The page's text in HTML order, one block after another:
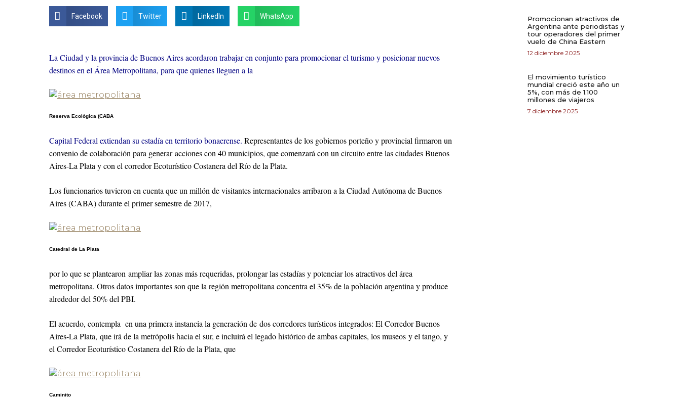
Facebook Twitter LinkedIn WhatsApp
La Ciudad y la provincia de Buenos Aires acordaron trabajar en conjunto para promocionar el turismo y posicionar nuevos
destinos en el Área Metropolitana, para que quienes lleguen a la
Reserva Ecológica (CABA
Capital Federal extiendan su estadía en territorio bonaerense. Representantes de los gobiernos porteño y provincial firmaron un
convenio de colaboración para generar acciones con 40 municipios, que comenzará con un circuito entre las ciudades Buenos
Aires-La Plata y con el corredor Ecoturístico Costanera del Río de la Plata.
Los funcionarios tuvieron en cuenta que un millón de visitantes internacionales arribaron a la Ciudad Autónoma de Buenos
Aires (CABA) durante el primer semestre de 2017,
Catedral de La Plata
por lo que se plantearon ampliar las zonas más requeridas, prolongar las estadías y potenciar los atractivos del área
metropolitana. Otros datos importantes son que la región metropolitana concentra el 35% de la población argentina y produce
alrededor del 50% del PBI.
El acuerdo, contempla en una primera instancia la generación de dos corredores turísticos integrados: El Corredor Buenos
Aires-La Plata, que irá de la metrópolis hacia el sur, e incluirá el legado histórico de ambas capitales, los museos y el tango, y
el Corredor Ecoturístico Costanera del Río de la Plata, que
Caminito
Promocionan atractivos de
Argentina ante periodistas y
tour operadores del primer
vuelo de China Eastern
12 diciembre 2025
El movimiento turístico
mundial creció este año un
5%, con más de 1.100
millones de viajeros
7 diciembre 2025